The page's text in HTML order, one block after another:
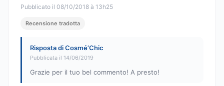
Pubblicato il 08/10/2018 à 13h25
Recensione tradotta
Risposta di Cosmé’Chic
Pubblicata il 14/06/2019
Grazie per il tuo bel commento! A presto!